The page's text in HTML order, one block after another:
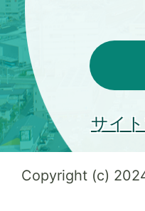
サイ
Copyright (c)